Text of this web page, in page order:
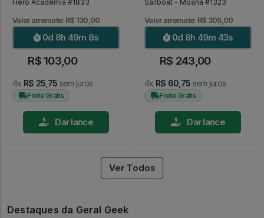
Hero Academia #1833
Valor arremate: R$ 130,00
0d 8h 49m 7s
R$ 103,00
4x R$ 25,75 sem juros
Frete Grátis
Dar lance
Sailboat - Moana #1323
Valor arremate: R$ 305,00
0d 8h 49m 42s
R$ 243,00
4x R$ 60,75 sem juros
Frete Grátis
Dar lance
Ver Todos
Destaques da Geral Geek